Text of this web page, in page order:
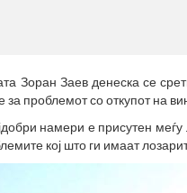
Зоран Заев денеска се
проблемот со откупот на
намери е присутен
кој што ги имаат